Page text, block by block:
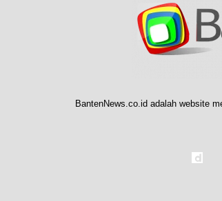
BantenNews.co.id adalah website